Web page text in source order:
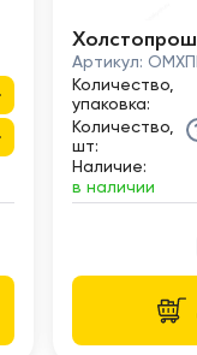
Артикул:
Количество,
упаковка:
Количество,
шт:
Наличие:
в наличии